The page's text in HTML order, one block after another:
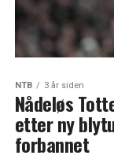
NTB 3 år siden
Nådeløs
etter ny
forbannet